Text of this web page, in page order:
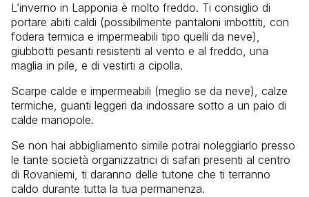
L’inverno in Lapponia è molto freddo. Ti consiglio di
portare abiti caldi (possibilmente pantaloni imbottiti, con
fodera termica e impermeabili tipo quelli da neve),
giubbotti pesanti resistenti al vento e al freddo, una
maglia in pile, e di vestirti a cipolla.
Scarpe calde e impermeabili (meglio se da neve), calze
termiche, guanti leggeri da indossare sotto a un paio di
calde manopole.
Se non hai abbigliamento simile potrai noleggiarlo presso
le tante società organizzatrici di safari presenti al centro
di Rovaniemi, ti daranno delle tutone che ti terranno
caldo durante tutta la tua permanenza.